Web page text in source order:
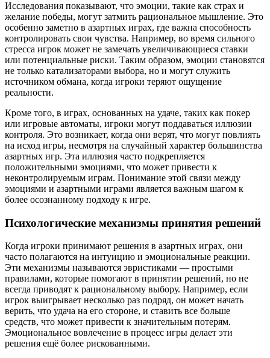
Исследования показывают, что эмоции, такие как страх и
желание победы, могут затмить рациональное мышление. Это
особенно заметно в азартных играх, где важна способность
контролировать свои чувства. Например, во время сильного
стресса игрок может не замечать увеличивающиеся ставки
или потенциальные риски. Таким образом, эмоции становятся
не только катализаторами выбора, но и могут служить
источником обмана, когда игроки теряют ощущение
реальности.
Кроме того, в играх, основанных на удаче, таких как покер
или игровые автоматы, игроки могут поддаваться иллюзии
контроля. Это возникает, когда они верят, что могут повлиять
на исход игры, несмотря на случайный характер большинства
азартных игр. Эта иллюзия часто подкрепляется
положительными эмоциями, что может привести к
неконтролируемым играм. Понимание этой связи между
эмоциями и азартными играми является важным шагом к
более осознанному подходу к игре.
Психологические механизмы принятия решений
Когда игроки принимают решения в азартных играх, они
часто полагаются на интуицию и эмоциональные реакции.
Эти механизмы называются эвристиками — простыми
правилами, которые помогают в принятии решений, но не
всегда приводят к рациональному выбору. Например, если
игрок выигрывает несколько раз подряд, он может начать
верить, что удача на его стороне, и ставить все больше
средств, что может привести к значительным потерям.
Эмоциональное вовлечение в процесс игры делает эти
решения ещё более рискованными.